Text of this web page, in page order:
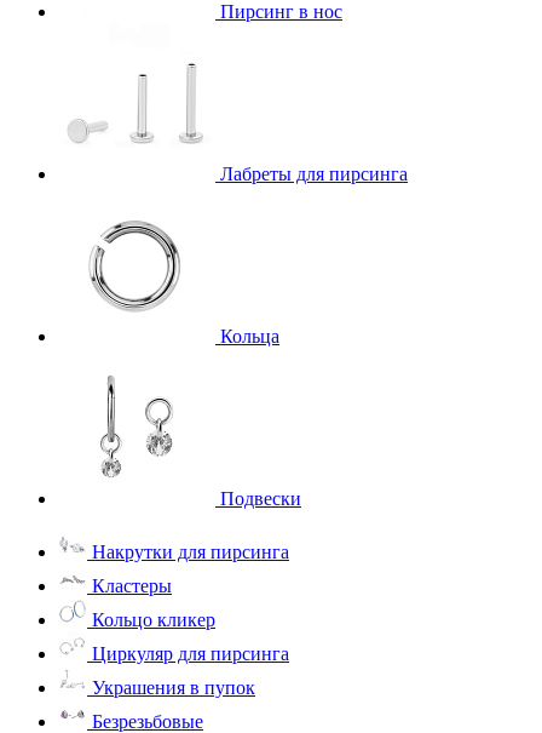
Пирсинг в нос
Лабреты для пирсинга
Кольца
Подвески
Накрутки для пирсинга
Кластеры
Кольцо кликер
Циркуляр для пирсинга
Украшения в пупок
Безрезьбовые